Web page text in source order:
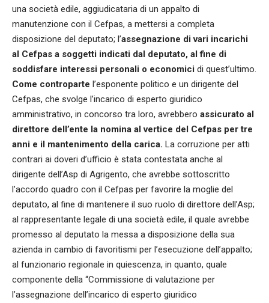
una società edile, aggiudicataria di un appalto di
manutenzione con il Cefpas, a mettersi a completa
disposizione del deputato; l’assegnazione di vari incarichi
al Cefpas a soggetti indicati dal deputato, al fine di
soddisfare interessi personali o economici di quest’ultimo.
Come controparte l’esponente politico e un dirigente del
Cefpas, che svolge l’incarico di esperto giuridico
amministrativo, in concorso tra loro, avrebbero assicurato al
direttore dell’ente la nomina al vertice del Cefpas per tre
anni e il mantenimento della carica. La corruzione per atti
contrari ai doveri d’ufficio è stata contestata anche al
dirigente dell’Asp di Agrigento, che avrebbe sottoscritto
l’accordo quadro con il Cefpas per favorire la moglie del
deputato, al fine di mantenere il suo ruolo di direttore dell’Asp;
al rappresentante legale di una società edile, il quale avrebbe
promesso al deputato la messa a disposizione della sua
azienda in cambio di favoritismi per l’esecuzione dell’appalto;
al funzionario regionale in quiescenza, in quanto, quale
componente della “Commissione di valutazione per
l’assegnazione dell’incarico di esperto giuridico